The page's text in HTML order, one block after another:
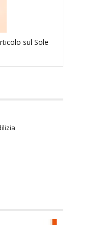
sul Sole